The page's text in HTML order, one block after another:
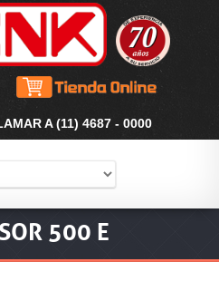
A (11) 4687 - 0000
500 E